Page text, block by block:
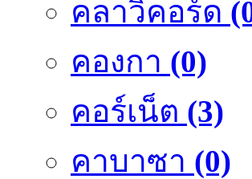
คลาวิคอร์ด
คองกา (0)
คอร์เน็ต (3)
คาบาซา (0)